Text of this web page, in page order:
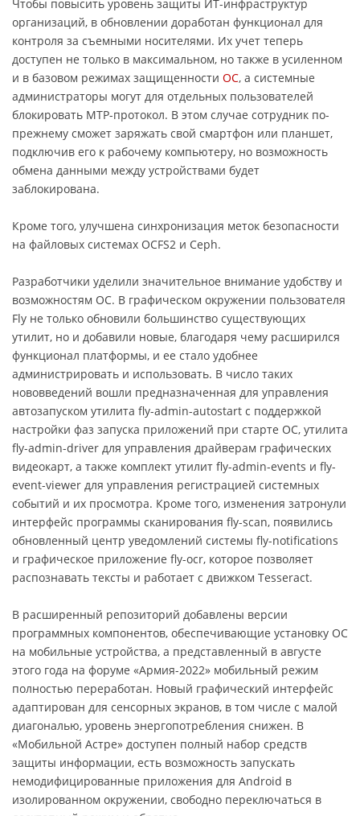
Чтобы повысить уровень защиты ИТ-инфраструктур
организаций, в обновлении доработан функционал для
контроля за съемными носителями. Их учет теперь
доступен не только в максимальном, но также в усиленном
и в базовом режимах защищенности ОС, а системные
администраторы могут для отдельных пользователей
блокировать MTP-протокол. В этом случае сотрудник по-
прежнему сможет заряжать свой смартфон или планшет,
подключив его к рабочему компьютеру, но возможность
обмена данными между устройствами будет
заблокирована.
Кроме того, улучшена синхронизация меток безопасности
на файловых системах OCFS2 и Ceph.
Разработчики уделили значительное внимание удобству и
возможностям ОС. В графическом окружении пользователя
Fly не только обновили большинство существующих
утилит, но и добавили новые, благодаря чему расширился
функционал платформы, и ее стало удобнее
администрировать и использовать. В число таких
нововведений вошли предназначенная для управления
автозапуском утилита fly-admin-autostart с поддержкой
настройки фаз запуска приложений при старте ОС, утилита
fly-admin-driver для управления драйверам графических
видеокарт, а также комплект утилит fly-admin-events и fly-
event-viewer для управления регистрацией системных
событий и их просмотра. Кроме того, изменения затронули
интерфейс программы сканирования fly-scan, появились
обновленный центр уведомлений системы fly-notifications
и графическое приложение fly-ocr, которое позволяет
распознавать тексты и работает с движком Tesseract.
В расширенный репозиторий добавлены версии
программных компонентов, обеспечивающие установку ОС
на мобильные устройства, а представленный в августе
этого года на форуме «Армия-2022» мобильный режим
полностью переработан. Новый графический интерфейс
адаптирован для сенсорных экранов, в том числе с малой
диагональю, уровень энергопотребления снижен. В
«Мобильной Астре» доступен полный набор средств
защиты информации, есть возможность запускать
немодифицированные приложения для Android в
изолированном окружении, свободно переключаться в